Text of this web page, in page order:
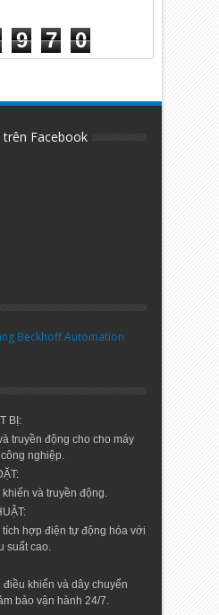
9 7 0
Facebook
Beckhoff Automation
BỊ:
truyền động cho cho máy
nghiệp.
và truyền động.
hợp điện tự động hóa với
suất cao.
điều khiển và dây chuyển
bảo vận hành 24/7.